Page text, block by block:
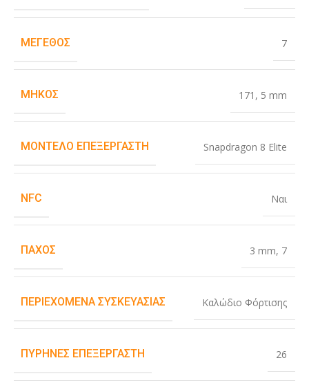
ΜΈΓΕΘΟΣ 7
ΜΉΚΟΣ 171 , 5 mm
ΜΟΝΤΈΛΟ ΕΠΕΞΕΡΓΑΣΤΉ Snapdragon 8 Elite
NFC Ναι
ΠΆΧΟΣ 3 mm, 7
ΠΕΡΙΕΧΌΜΕΝΑ ΣΥΣΚΕΥΑΣΊΑΣ Καλώδιο Φόρτισης
ΠΥΡΉΝΕΣ ΕΠΕΞΕΡΓΑΣΤΉ 26